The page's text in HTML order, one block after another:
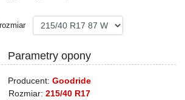
Parametry opony
Producent: Goodride
Rozmiar: 215/40 R17